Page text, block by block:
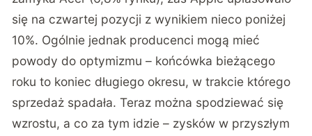
się na czwartej pozycji z wynikiem nieco poniżej
10%. Ogólnie jednak producenci mogą mieć
powody do optymizmu – końcówka bieżącego
roku to koniec długiego okresu, w trakcie którego
sprzedaż spadała. Teraz można spodziewać się
wzrostu, a co za tym idzie – zysków w przyszłym